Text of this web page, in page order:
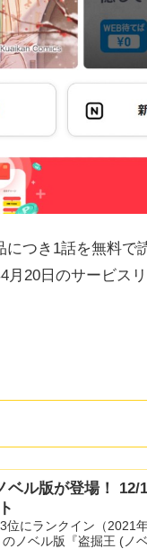
つき1話を無料で
20日のサービスリ
ル版が登場！ 12/
位にランクイン（2021
ノベル版『盗掘王 (ノ